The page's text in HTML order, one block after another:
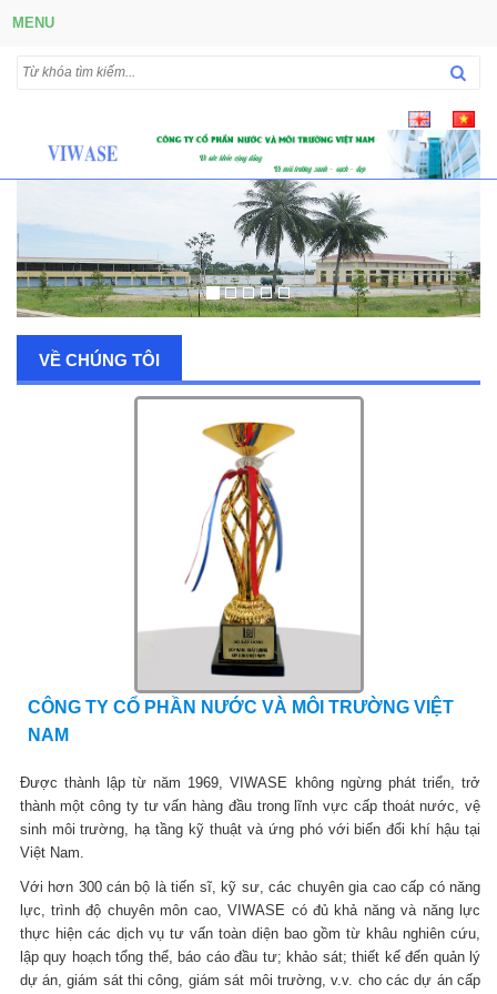
MENU
VỀ CHÚNG TÔI
CÔNG TY CỔ PHẦN NƯỚC VÀ MÔI TRƯỜNG VIỆT
NAM
Được thành lập từ năm 1969, VIWASE không ngừng phát triển, trở
thành một công ty tư vấn hàng đầu trong lĩnh vực cấp thoát nước, vệ
sinh môi trường, hạ tầng kỹ thuật và ứng phó với biến đổi khí hậu tại
Việt Nam.
Với hơn 300 cán bộ là tiến sĩ, kỹ sư, các chuyên gia cao cấp có năng
lực, trình độ chuyên môn cao, VIWASE có đủ khả năng và năng lực
thực hiện các dịch vụ tư vấn toàn diện bao gồm từ khâu nghiên cứu,
lập quy hoạch tổng thể, báo cáo đầu tư; khảo sát; thiết kế đến quản lý
dự án, giám sát thi công, giám sát môi trường, v.v. cho các dự án cấp